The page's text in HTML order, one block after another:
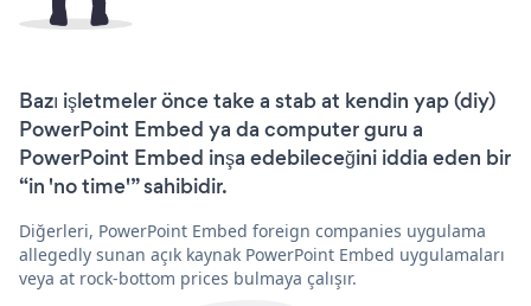
Bazı işletmeler önce take a stab at kendin yap (diy)
PowerPoint Embed ya da computer guru a
PowerPoint Embed inşa edebileceğini iddia eden bir
“in 'no time'” sahibidir.
Diğerleri, PowerPoint Embed foreign companies uygulama
allegedly sunan açık kaynak PowerPoint Embed uygulamaları
veya at rock-bottom prices bulmaya çalışır.